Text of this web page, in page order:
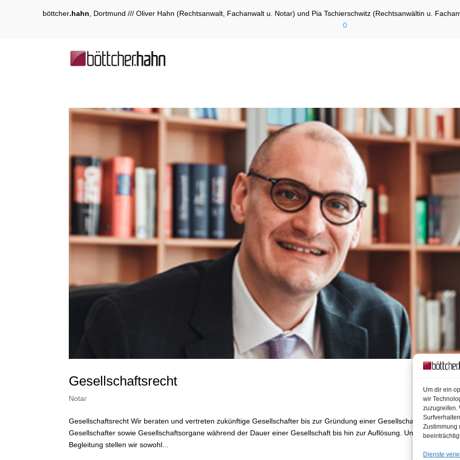
Um dir ein
wir
zuzugreifen.
Zustimmung
Dienste
böttcher.hahn , Dortmund /// Oliver Hahn (Rechtsanwalt, Fachanwalt u. Notar) und Pia Tschierschwitz (Rechtsanwältin u.
0
Gesellschaftsrecht
Notar
Gesellschaftsrecht Wir beraten und vertreten zukünftige Gesellschafter bis zur Gründung einer Gesellschaft und
Gesellschafter sowie Gesellschaftsorgane während der Dauer einer Gesellschaft bis hin zur Auflösung. Unsere notarielle
Begleitung stellen wir sowohl...